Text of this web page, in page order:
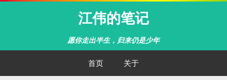
江伟的笔记
愿你走出半生，归来仍是少年
首页 关于